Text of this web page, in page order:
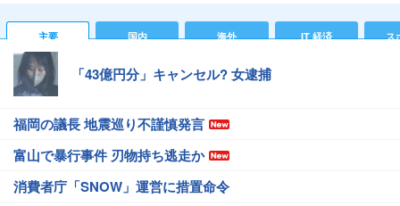
主要 国内 海外 IT 経済 ス
「43億円分」キャンセル? 女逮捕
福岡の議長 地震巡り不謹慎発言
富山で暴行事件 刃物持ち逃走か
消費者庁「SNOW」運営に措置命令